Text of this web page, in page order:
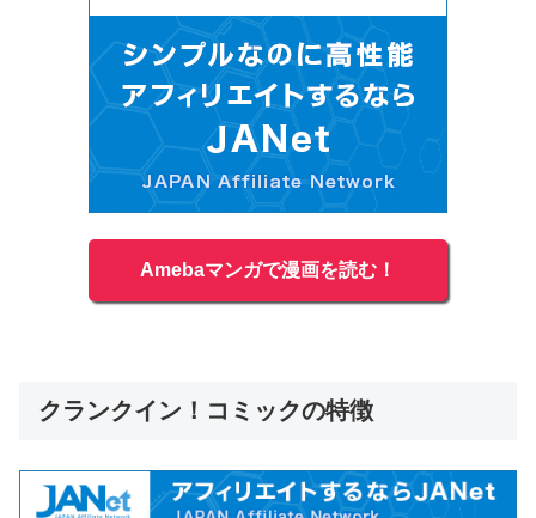
Amebaマンガで漫画を読む！
クランクイン！コミックの特徴